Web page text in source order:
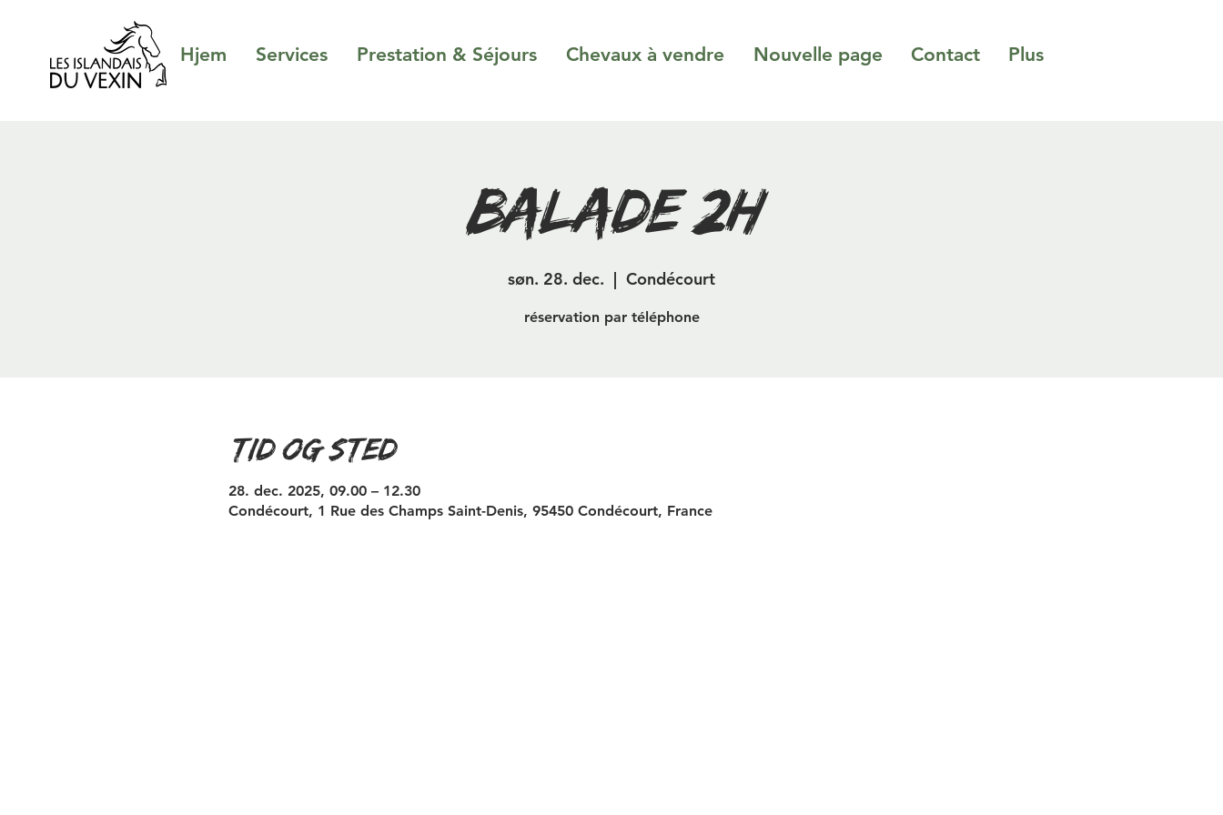
Hjem Services Prestation & Séjours Chevaux à vendre Nouvelle page Contact Plus
Balade 2H
søn. 28. dec.
  |
Condécourt
réservation par téléphone
Tid og sted
28. dec. 2025, 09.00 – 12.30
Condécourt, 1 Rue des Champs Saint-Denis, 95450 Condécourt, France